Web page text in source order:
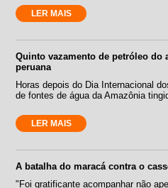
LER MAIS
Quinto vazamento de petróleo do
peruana
Horas depois do Dia Internacional
de fontes de água da Amazônia
LER MAIS
A batalha do maracá contra o
"Foi gratificante acompanhar não